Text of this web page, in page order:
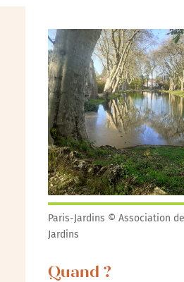
Paris-Jardins © Association
Jardins
Quand ?